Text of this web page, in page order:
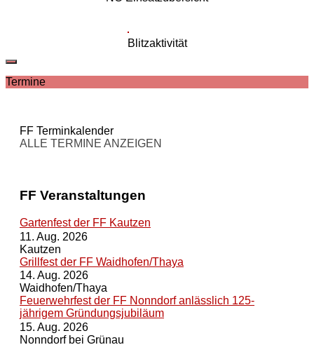
Blitzaktivität
Termine
FF Terminkalender
ALLE TERMINE ANZEIGEN
FF Veranstaltungen
Gartenfest der FF Kautzen
11. Aug. 2026
Kautzen
Grillfest der FF Waidhofen/Thaya
14. Aug. 2026
Waidhofen/Thaya
Feuerwehrfest der FF Nonndorf anlässlich 125-
jährigem Gründungsjubiläum
15. Aug. 2026
Nonndorf bei Grünau